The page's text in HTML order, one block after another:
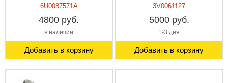
6U0087571A
4800 руб.
в наличии
Добавить в корзину
3V0061127
5000 руб.
1-3 дня
Добавить в корзину